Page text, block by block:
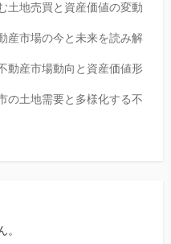
土地売買と資産価値の変動
産市場の今と未来を読み解
動産市場動向と資産価値形
の土地需要と多様化する不